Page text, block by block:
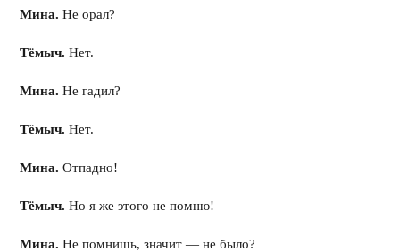
Мина. Не орал?
Тёмыч. Нет.
Мина. Не гадил?
Тёмыч. Нет.
Мина. Отпадно!
Тёмыч. Но я же этого не помню!
Мина. Не помнишь, значит — не было?